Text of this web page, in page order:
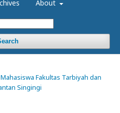
About
Fakultas Tarbiyah dan
Singingi